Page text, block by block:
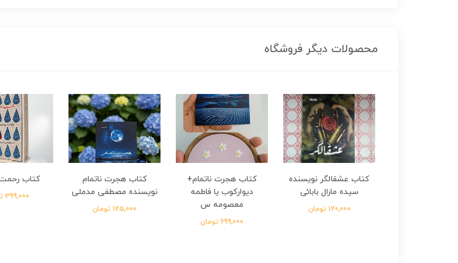
محصولات دیگر فروشگاه
کتاب عشقالگر نویسنده
سیده مارال بابائی
120,000 تومان
کتاب هجرت ناتمام+
دیوارکوب یا فاطمه
معصومه س
699,000 تومان
کتاب هجرت ناتمام
نویسنده مصطفی مدملی
125,000 تومان
کتاب
399,000 تومان